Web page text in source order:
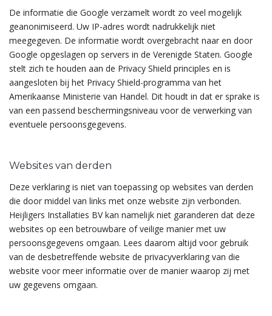
De informatie die Google verzamelt wordt zo veel mogelijk
geanonimiseerd. Uw IP-adres wordt nadrukkelijk niet
meegegeven. De informatie wordt overgebracht naar en door
Google opgeslagen op servers in de Verenigde Staten. Google
stelt zich te houden aan de Privacy Shield principles en is
aangesloten bij het Privacy Shield-programma van het
Amerikaanse Ministerie van Handel. Dit houdt in dat er sprake is
van een passend beschermingsniveau voor de verwerking van
eventuele persoonsgegevens.
Websites van derden
Deze verklaring is niet van toepassing op websites van derden
die door middel van links met onze website zijn verbonden.
Heijligers Installaties BV kan namelijk niet garanderen dat deze
websites op een betrouwbare of veilige manier met uw
persoonsgegevens omgaan. Lees daarom altijd voor gebruik
van de desbetreffende website de privacyverklaring van die
website voor meer informatie over de manier waarop zij met
uw gegevens omgaan.